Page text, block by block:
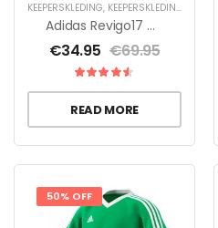
KEEPERSKLEDING, KEEPERSKLEDING SALE
Adidas Revigo17 GK Unisex
€34.95 €69.95
READ MORE
50% OFF